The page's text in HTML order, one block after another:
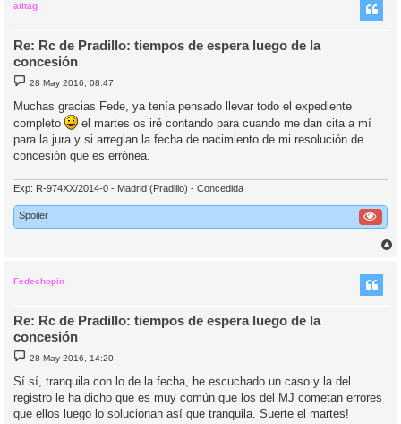
atitag
Re: Rc de Pradillo: tiempos de espera luego de la
concesión
M
e
s
a
e
28 May 2016, 08:47
Muchas gracias Fede, ya tenía pensado llevar todo el expediente
completo
el martes os iré contando para cuando me dan cita a mí
para la jura y si arreglan la fecha de nacimiento de mi resolución de
concesión que es errónea.
Exp: R-974XX/2014-0 - Madrid (Pradillo) - Concedida
Spoiler
Fedechopin
Re: Rc de Pradillo: tiempos de espera luego de la
concesión
M
e
s
a
j
e
28 May 2016, 14:20
Sí sí, tranquila con lo de la fecha, he escuchado un caso y la del
registro le ha dicho que es muy común que los del MJ cometan errores
que ellos luego lo solucionan así que tranquila. Suerte el martes!